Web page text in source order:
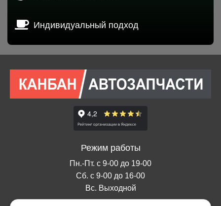
Индивидуальный подход
Режим работы
Пн.-Пт. с 9-00 до 19-00
Сб. с 9-00 до 16-00
Вс. Выходной